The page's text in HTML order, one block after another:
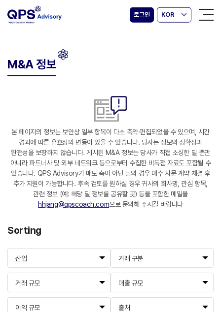
로그인 KOR
M&A 정보
본 페이지의 정보는 보안상 일부 항목이 다소 축약·편집되었을 수 있으며, 시간
경과에 따른 유효성의 변동이 있을 수 있습니다. 당사는 정보의 정확성과
완전성을 보장하지 않습니다. 게시된 M&A 정보는 당사가 직접 소싱한 딜 뿐만
아니라 파트너사 및 외부 네트워크 등으로부터 수집한 비독점 자료도 포함될 수
있습니다. QPS Advisory가 매도 측이 아닌 딜의 경우 매수 자문 계약 체결 후
추가 지원이 가능합니다. 후속 검토를 원하실 경우 귀사의 회사명, 관심 항목,
관련 정보 (예: 해당 딜 정보를 공유할 곳) 등을 포함한 메일을
hhjang@qpscoach.com으로 문의해 주시길 바랍니다
Sorting
산업 거래 구분
거래 규모 매출 규모
이익 규모 출처